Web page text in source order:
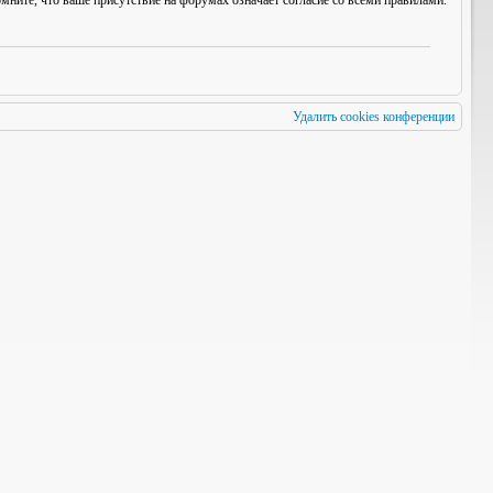
Удалить cookies конференции